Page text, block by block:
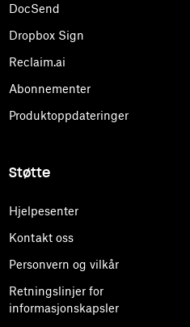
DocSend
Dropbox Sign
Reclaim.ai
Abonnementer
Produktoppdateringer
Støtte
Hjelpesenter
Kontakt oss
Personvern og vilkår
Retningslinjer for
informasjonskapsler